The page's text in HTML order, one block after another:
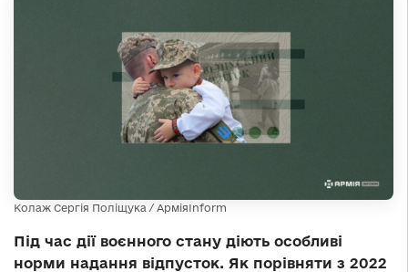
Колаж Сергія Поліщука / АрміяInform
Під час дії воєнного стану діють особливі
норми надання відпусток. Як порівняти з 2022